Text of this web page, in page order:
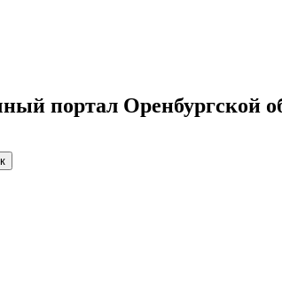
портал Оренбургской